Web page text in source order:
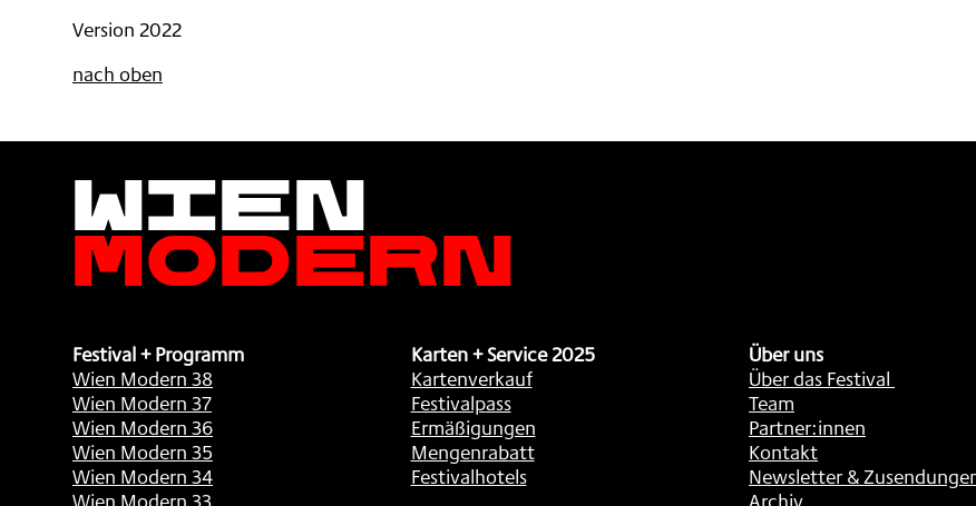
Version 2022
nach oben
Wien
Modern
Festival + Programm
Wien Modern 38
Wien Modern 37
Wien Modern 36
Wien Modern 35
Wien Modern 34
Karten + Service 2025
Kartenverkauf
Festivalpass
Ermäßigungen
Mengenrabatt
Festivalhotels
Über uns
Über das Festival
Team
Partner:innen
Kontakt
Newsletter &